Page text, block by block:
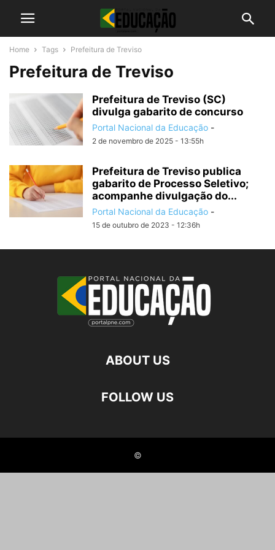
Home Tags Prefeitura de Treviso
Prefeitura de Treviso
Prefeitura de Treviso (SC)
divulga gabarito de concurso
Portal Nacional da Educação -
2 de novembro de 2025 - 13:55h
Prefeitura de Treviso publica
gabarito de Processo Seletivo;
acompanhe divulgação do...
Portal Nacional da Educação -
15 de outubro de 2023 - 12:36h
ABOUT US
FOLLOW US
©